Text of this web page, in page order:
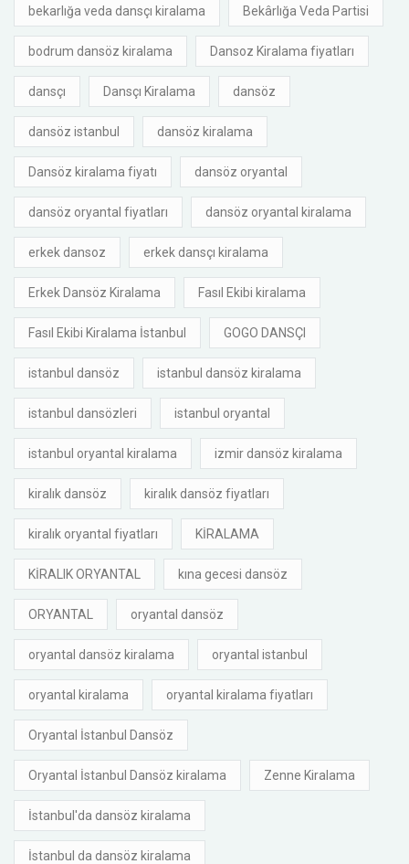
bekarlığa veda dansçı kiralama Bekârlığa Veda Partisi
bodrum dansöz kiralama Dansoz Kiralama fiyatları
dansçı Dansçı Kiralama dansöz
dansöz istanbul dansöz kiralama
Dansöz kiralama fiyatı dansöz oryantal
dansöz oryantal fiyatları dansöz oryantal kiralama
erkek dansoz erkek dansçı kiralama
Erkek Dansöz Kiralama Fasıl Ekibi kiralama
Fasıl Ekibi Kiralama İstanbul GOGO DANSÇI
istanbul dansöz istanbul dansöz kiralama
istanbul dansözleri istanbul oryantal
istanbul oryantal kiralama izmir dansöz kiralama
kiralık dansöz kiralık dansöz fiyatları
kiralık oryantal fiyatları KİRALAMA
KİRALIK ORYANTAL kına gecesi dansöz
ORYANTAL oryantal dansöz
oryantal dansöz kiralama oryantal istanbul
oryantal kiralama oryantal kiralama fiyatları
Oryantal İstanbul Dansöz
Oryantal İstanbul Dansöz kiralama Zenne Kiralama
İstanbul'da dansöz kiralama
İstanbul da dansöz kiralama